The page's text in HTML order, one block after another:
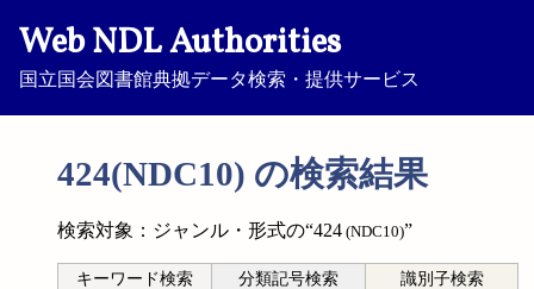
Web NDL Authorities
国立国会図書館典拠データ検索・提供サービス
424(NDC10) の検索結果
検索対象：ジャンル・形式の“424 (NDC10)”
キーワード検索 分類記号検索 識別子検索